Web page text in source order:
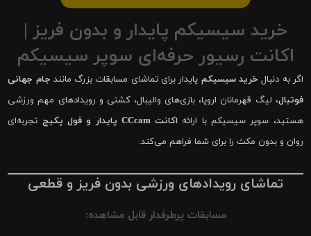
خرید سیسیکم پایدار و بدون فریز |
اکانت رسیور حرفه‌ای سوپر سیسیکم
اگر به دنبال خرید سیسیکم پایدار برای تماشای مسابقات بزرگ مانند جام جهانی
فوتبال، لیگ قهرمانان اروپا، بازی‌های والیبال، کشتی و رویدادهای مهم ورزشی
هستید، سوپر سیسیکم با ارائه اکانت CCcam پایدار و فول پکیج
تجربه‌ای
روان و بدون مکث را برای شما فراهم می‌کند.
تماشای رویدادهای ورزشی بدون فریز و قطعی
مسابقات پرطرفدار قابل مشاهده: